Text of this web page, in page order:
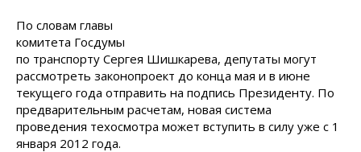
По словам главы
комитета Госдумы
по транспорту Сергея Шишкарева, депутаты могут
рассмотреть законопроект до конца мая и в июне
текущего года отправить на подпись Президенту. По
предварительным расчетам, новая система
проведения техосмотра может вступить в силу уже с 1
января 2012 года.